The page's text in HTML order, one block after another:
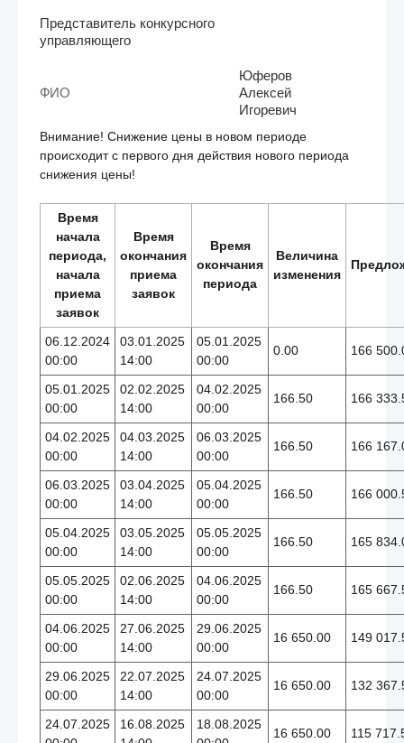
Представитель конкурсного
управляющего
ФИО
Юферов
Алексей
Игоревич
Внимание! Снижение цены в новом периоде
происходит с первого дня действия нового периода
снижения цены!
Время
начала
периода,
начала
приема
заявок
Время
окончания
приема
заявок
Время
окончания
периода
Величина
изменения
06.12.2024
00:00
03.01.2025
14:00
05.01.2025
00:00
0.00 166
05.01.2025
00:00
02.02.2025
14:00
04.02.2025
00:00
166.50 166
04.02.2025
00:00
04.03.2025
14:00
06.03.2025
00:00
166.50 166
06.03.2025
00:00
03.04.2025
14:00
05.04.2025
00:00
166.50 166
05.04.2025
00:00
03.05.2025
14:00
05.05.2025
00:00
166.50 165
05.05.2025
00:00
02.06.2025
14:00
04.06.2025
00:00
166.50 165
04.06.2025
00:00
27.06.2025
14:00
29.06.2025
00:00
16 650.00 149
29.06.2025
00:00
22.07.2025
14:00
24.07.2025
00:00
16 650.00 132
24.07.2025
16.08.2025
18.08.2025
16 650.00 115